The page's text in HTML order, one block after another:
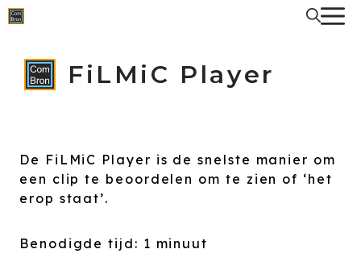
Spring
naar
inhoud
FiLMiC Player
De FiLMiC Player is de snelste manier om
een clip te beoordelen om te zien of ‘het
erop staat’.
Benodigde tijd: 1 minuut